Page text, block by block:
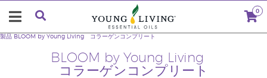
0
BLOOM by Young Living
コラーゲンコンプリート
製品 BLOOM by Young Living コラーゲンコンプリート